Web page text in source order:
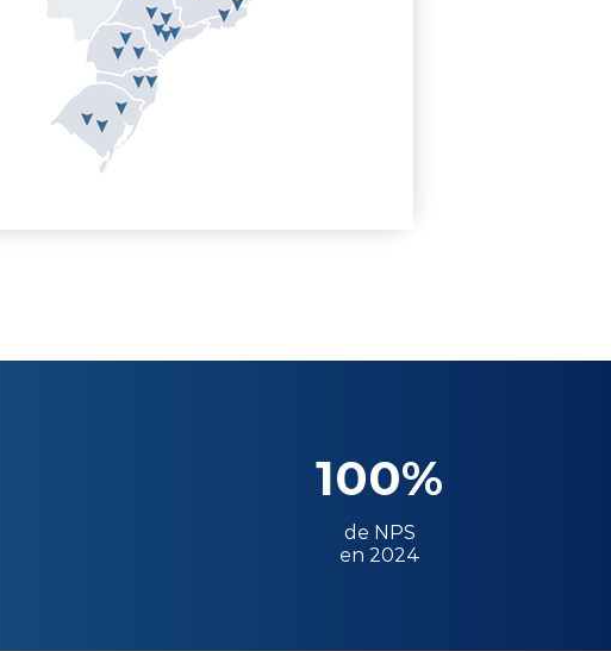
100%
de NPS
en 2024